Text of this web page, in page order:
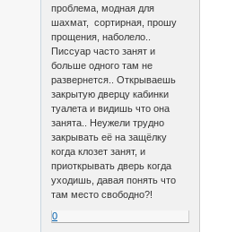
проблема, модная для
шахмат, сортирная, прошу
прощения, наболело..
Писсуар часто занят и
больше одного там не
развернется.. Открываешь
закрытую дверцу кабинки
туалета и видишь что она
занята.. Неужели трудно
закрывать её на защёлку
когда клозет занят, и
приоткрывать дверь когда
уходишь, давая понять что
там место свободно?!
0